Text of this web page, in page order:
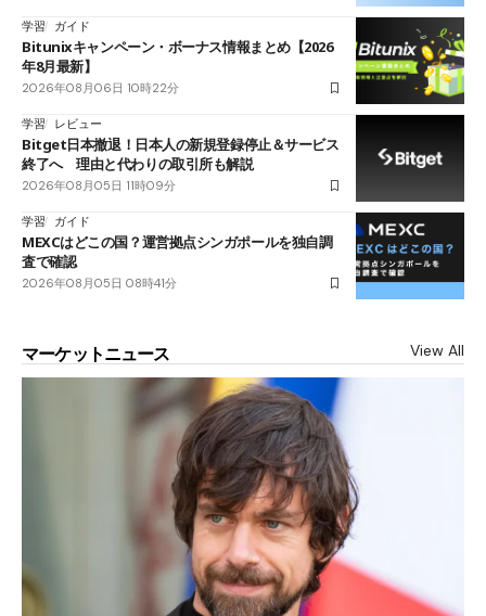
学習 ガイド
Bitunixキャンペーン・ボーナス情報まとめ【2026
年8月最新】
2026年08月06日 10時22分
学習 レビュー
Bitget日本撤退！日本人の新規登録停止＆サービス
終了へ 理由と代わりの取引所も解説
2026年08月05日 11時09分
学習 ガイド
MEXCはどこの国？運営拠点シンガポールを独自調
査で確認
2026年08月05日 08時41分
マーケットニュース View All